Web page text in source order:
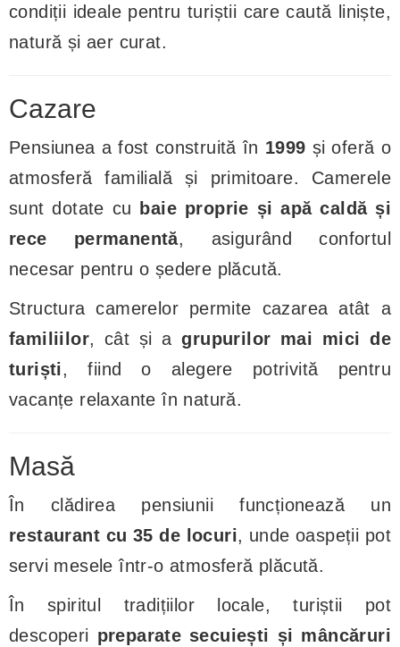
condiții ideale pentru turiștii care caută liniște,
natură și aer curat.
Cazare
Pensiunea a fost construită în 1999 și oferă o
atmosferă familială și primitoare. Camerele
sunt dotate cu
baie proprie și apă caldă și
rece permanentă, asigurând confortul
necesar pentru o ședere plăcută.
Structura camerelor permite cazarea atât a
familiilor, cât și agrupurilor mai mici de
turiști, fiind o alegere potrivită pentru
vacanțe relaxante în natură.
Masă
În clădirea pensiunii funcționează un
restaurant cu 35 de locuri, unde oaspeții pot
servi mesele într-o atmosferă plăcută.
În spiritul tradițiilor locale, turiștii pot
descoperi preparate secuiești și mâncăruri